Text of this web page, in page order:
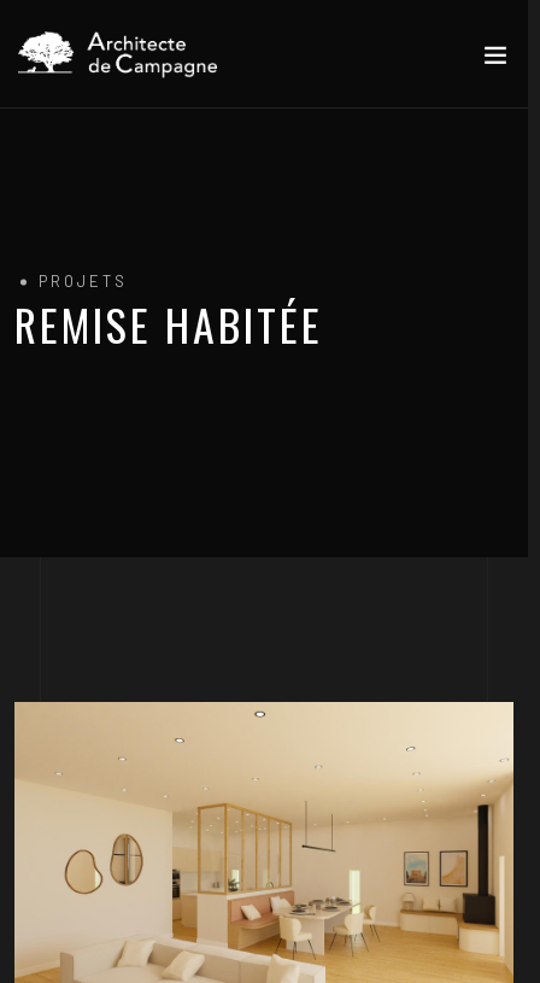
PROJETS
REMISE HABITÉE